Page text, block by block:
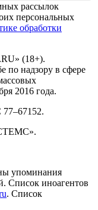
рассылок
персональных
обработки
(18+).
по надзору в сфере
2016 года.
упоминания
Список иноагентов
. Список